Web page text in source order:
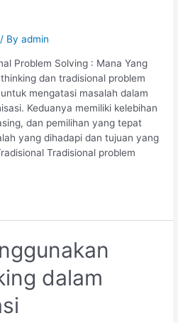
/ Byadmin
Problem Solving : Mana Yang
dan tradisional problem
mengatasi masalah dalam
Keduanya memiliki kelebihan
dan pemilihan yang tepat
yang dihadapi dan tujuan yang
Tradisional problem
dalam